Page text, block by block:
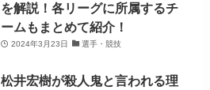
を解説！各リーグに所属するチ
ームもまとめて紹介！
2024年3月23日 選手・競技
松井宏樹が殺人鬼と言われる理